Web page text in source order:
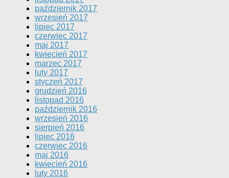
październik 2017
wrzesień 2017
lipiec 2017
czerwiec 2017
maj 2017
kwiecień 2017
marzec 2017
luty 2017
styczeń 2017
grudzień 2016
listopad 2016
październik 2016
wrzesień 2016
sierpień 2016
lipiec 2016
czerwiec 2016
maj 2016
kwiecień 2016
luty 2016